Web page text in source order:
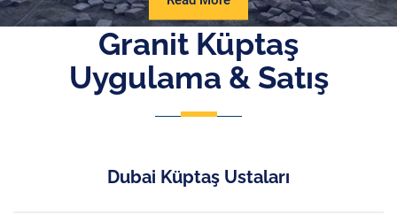
More
Granit Küptaş
Uygulama & Satış
Dubai Küptaş Ustaları